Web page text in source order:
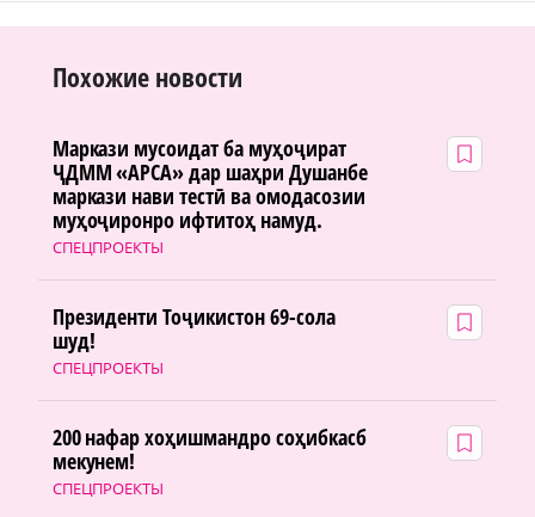
Похожие новости
СПЕЦПРОЕКТЫ
Маркази мусоидат ба муҳоҷират
ҶДММ «АРСА» дар шаҳри Душанбе
маркази нави тестӣ ва омодасозии
муҳоҷиронро ифтитоҳ намуд.
СПЕЦПРОЕКТЫ
Президенти Тоҷикистон 69-сола
шуд!
СПЕЦПРОЕКТЫ
200 нафар хоҳишмандро соҳибкасб
мекунем!